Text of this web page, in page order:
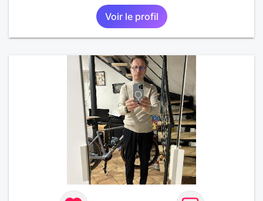
Voir le profil